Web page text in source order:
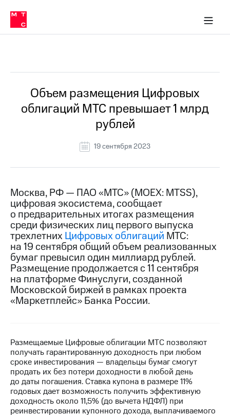
Медиа-центр
и акционерам
Устойчивое развитие
Комплаенс и деловая этика
компании
Карьера
История
компании
информация
Контакты
Медиа-центр
Пресс-
релизы
МТС
о технологиях
Достижения
Интервью
Контакты
Пригласить
спикера
и акционерам
Корпоративное
в МТС
Пресс-
релизы
Объем размещения Цифровых
облигаций МТС превышает 1 млрд
рублей
19 сентября 2023
Москва, РФ — ПАО «МТС» (MOEX: MTSS),
цифровая экосистема, сообщает
о предварительных итогах размещения
среди физических лиц первого выпуска
трехлетних Цифровых облигаций МТС:
на 19 сентября общий объем реализованных
бумаг превысил один миллиард рублей.
Размещение продолжается с 11 сентября
на платформе Финуслуги, созданной
Московской биржей в рамках проекта
«Маркетплейс» Банка России.
Размещаемые Цифровые облигации МТС позволяют
получать гарантированную доходность при любом
сроке инвестирования — владельцы бумаг смогут
продать их без потери доходности в любой день
до даты погашения. Ставка купона в размере 11%
годовых дает возможность получить эффективную
доходность около 11,5% (до вычета НДФЛ) при
реинвестировании купонного дохода, выплачиваемого